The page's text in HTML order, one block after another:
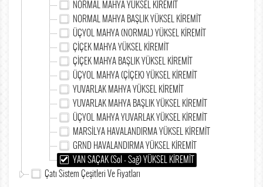
NORMAL MAHYA YÜKSEL KİREMİT
NORMAL MAHYA BAŞLIK YÜKSEL KİREMİT
ÜÇYOL MAHYA (NORMAL) YÜKSEL KİREMİT
ÇİÇEK MAHYA YÜKSEL KİREMİT
ÇİÇEK MAHYA BAŞLIK YÜKSEL KİREMİT
ÜÇYOL MAHYA (ÇİÇEK) YÜKSEL KİREMİT
YUVARLAK MAHYA YÜKSEL KİREMİT
YUVARLAK MAHYA BAŞLIK YÜKSEL KİREMİT
ÜÇYOL MAHYA YUVARLAK YÜKSEL KİREMİT
MARSİLYA HAVALANDIRMA YÜKSEL KİREMİT
GRND HAVALANDIRMA YÜKSEL KİREMİT
YAN SAÇAK (Sol - Sağ) YÜKSEL KİREMİT
Çatı Sistem Çeşitleri Ve Fiyatları